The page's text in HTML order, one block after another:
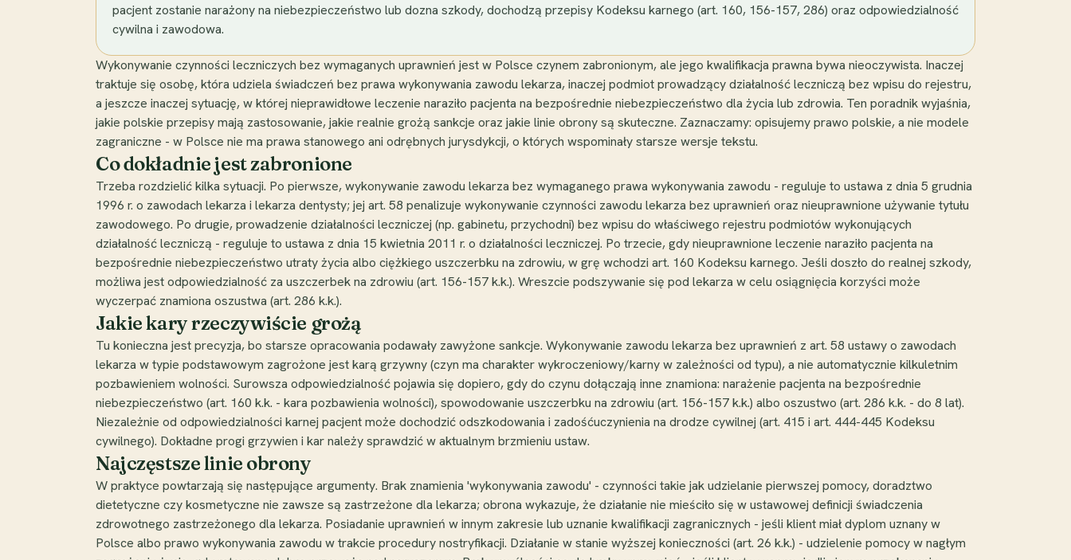
pacjent zostanie narażony na niebezpieczeństwo lub dozna szkody, dochodzą przepisy Kodeksu karnego (art. 160, 156-157, 286) oraz odpowiedzialność
cywilna i zawodowa.
Wykonywanie czynności leczniczych bez wymaganych uprawnień jest w Polsce czynem zabronionym, ale jego kwalifikacja prawna bywa nieoczywista. Inaczej
traktuje się osobę, która udziela świadczeń bez prawa wykonywania zawodu lekarza, inaczej podmiot prowadzący działalność leczniczą bez wpisu do rejestru,
a jeszcze inaczej sytuację, w której nieprawidłowe leczenie naraziło pacjenta na bezpośrednie niebezpieczeństwo dla życia lub zdrowia. Ten poradnik wyjaśnia,
jakie polskie przepisy mają zastosowanie, jakie realnie grożą sankcje oraz jakie linie obrony są skuteczne. Zaznaczamy: opisujemy prawo polskie, a nie modele
zagraniczne - w Polsce nie ma prawa stanowego ani odrębnych jurysdykcji, o których wspominały starsze wersje tekstu.
Co dokładnie jest zabronione
Trzeba rozdzielić kilka sytuacji. Po pierwsze, wykonywanie zawodu lekarza bez wymaganego prawa wykonywania zawodu - reguluje to ustawa z dnia 5 grudnia
1996 r. o zawodach lekarza i lekarza dentysty; jej art. 58 penalizuje wykonywanie czynności zawodu lekarza bez uprawnień oraz nieuprawnione używanie tytułu
zawodowego. Po drugie, prowadzenie działalności leczniczej (np. gabinetu, przychodni) bez wpisu do właściwego rejestru podmiotów wykonujących
działalność leczniczą - reguluje to ustawa z dnia 15 kwietnia 2011 r. o działalności leczniczej. Po trzecie, gdy nieuprawnione leczenie naraziło pacjenta na
bezpośrednie niebezpieczeństwo utraty życia albo ciężkiego uszczerbku na zdrowiu, w grę wchodzi art. 160 Kodeksu karnego. Jeśli doszło do realnej szkody,
możliwa jest odpowiedzialność za uszczerbek na zdrowiu (art. 156-157 k.k.). Wreszcie podszywanie się pod lekarza w celu osiągnięcia korzyści może
wyczerpać znamiona oszustwa (art. 286 k.k.).
Jakie kary rzeczywiście grożą
Tu konieczna jest precyzja, bo starsze opracowania podawały zawyżone sankcje. Wykonywanie zawodu lekarza bez uprawnień z art. 58 ustawy o zawodach
lekarza w typie podstawowym zagrożone jest karą grzywny (czyn ma charakter wykroczeniowy/karny w zależności od typu), a nie automatycznie kilkuletnim
pozbawieniem wolności. Surowsza odpowiedzialność pojawia się dopiero, gdy do czynu dołączają inne znamiona: narażenie pacjenta na bezpośrednie
niebezpieczeństwo (art. 160 k.k. - kara pozbawienia wolności), spowodowanie uszczerbku na zdrowiu (art. 156-157 k.k.) albo oszustwo (art. 286 k.k. - do 8 lat).
Niezależnie od odpowiedzialności karnej pacjent może dochodzić odszkodowania i zadośćuczynienia na drodze cywilnej (art. 415 i art. 444-445 Kodeksu
cywilnego). Dokładne progi grzywien i kar należy sprawdzić w aktualnym brzmieniu ustaw.
Najczęstsze linie obrony
W praktyce powtarzają się następujące argumenty. Brak znamienia 'wykonywania zawodu' - czynności takie jak udzielanie pierwszej pomocy, doradztwo
dietetyczne czy kosmetyczne nie zawsze są zastrzeżone dla lekarza; obrona wykazuje, że działanie nie mieściło się w ustawowej definicji świadczenia
zdrowotnego zastrzeżonego dla lekarza. Posiadanie uprawnień w innym zakresie lub uznanie kwalifikacji zagranicznych - jeśli klient miał dyplom uznany w
Polsce albo prawo wykonywania zawodu w trakcie procedury nostryfikacji. Działanie w stanie wyższej konieczności (art. 26 k.k.) - udzielenie pomocy w nagłym